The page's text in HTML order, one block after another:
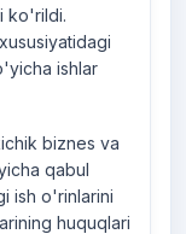
ko'rildi.
ishlar
biznes va
qabul
ish o'rinlarini
huquqlari